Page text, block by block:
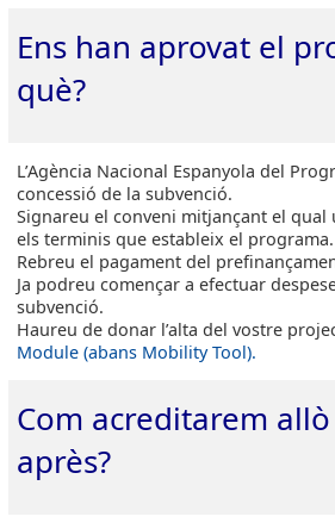
Ens han aprovat el
què?
L’Agència Nacional Espanyola del
concessió de la subvenció.
Signareu el conveni mitjançant el
els terminis que estableix el programa.
Rebreu el pagament del
Ja podreu començar a efectuar
subvenció.
Haureu de donar l’alta del vostre
Module (abans Mobility Tool).
Com acreditarem
après?